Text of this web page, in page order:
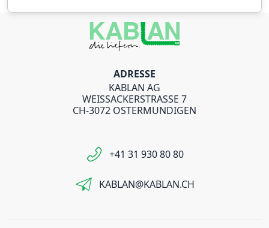
ADRESSE
KABLAN AG
WEISSACKERSTRASSE 7
CH-3072 OSTERMUNDIGEN
+41 31 930 80 80
KABLAN@KABLAN.CH